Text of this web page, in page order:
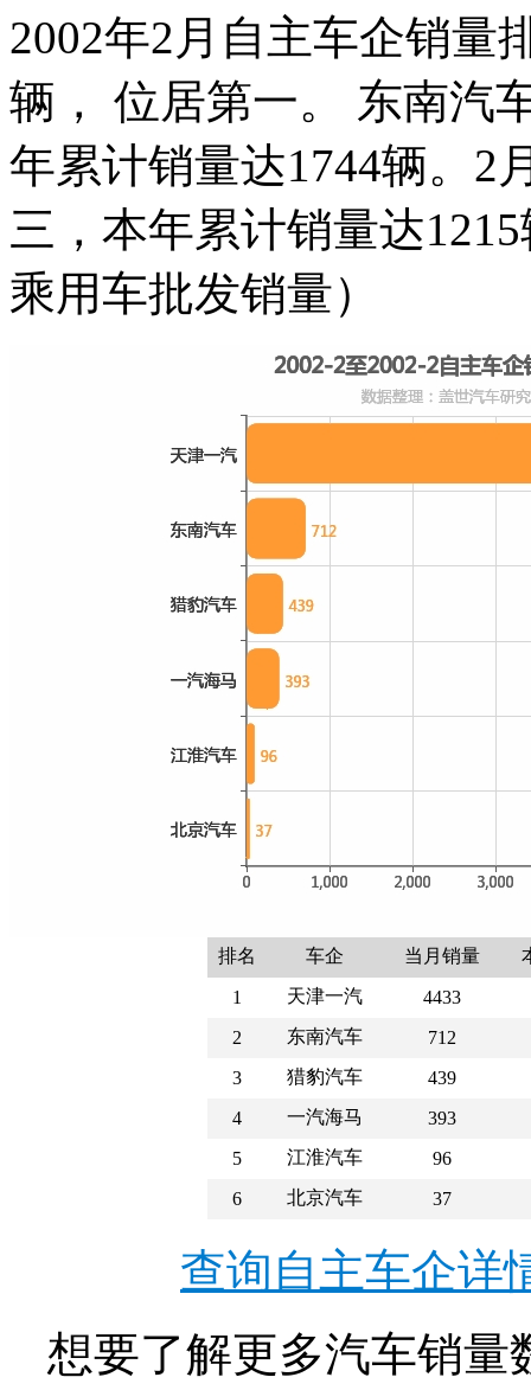
2002年2月自主车企销量
辆， 位居第一。 东南汽
年累计销量达1744辆。2
三，本年累计销量达
乘用车批发销量）
排名 车企 当月销量
1 天津一汽
4433
2
东南汽车
712
3
猎豹汽车
439
4
一汽海马
393
5
江淮汽车
96
6
北京汽车 37
查询自主车企详
想要了解更多汽车销量